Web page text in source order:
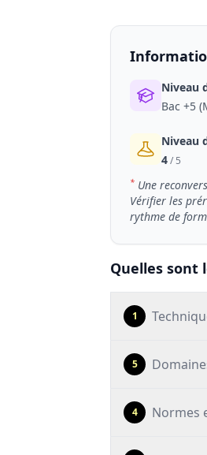
Niveau
Bac +5
Niveau
4/ 5
* Une
Vérifier les
rythme de
Quelles sont
1
5
4 Normes